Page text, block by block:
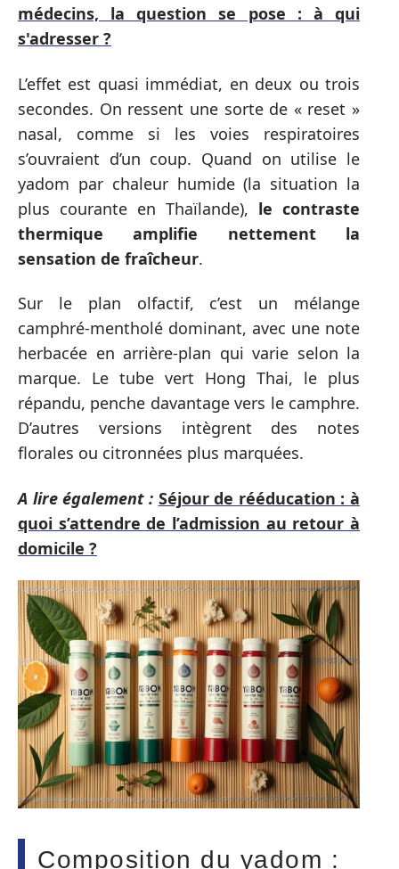
médecins, la question se pose : à qui
s'adresser ?
L’effet est quasi immédiat, en deux ou trois
secondes. On ressent une sorte de « reset »
nasal, comme si les voies respiratoires
s’ouvraient d’un coup. Quand on utilise le
yadom par chaleur humide (la situation la
plus courante en Thaïlande), le contraste
thermique amplifie nettement la
sensation de fraîcheur.
Sur le plan olfactif, c’est un mélange
camphré-mentholé dominant, avec une note
herbacée en arrière-plan qui varie selon la
marque. Le tube vert Hong Thai, le plus
répandu, penche davantage vers le camphre.
D’autres versions intègrent des notes
florales ou citronnées plus marquées.
A lire également : Séjour de rééducation : à
quoi s’attendre de l’admission au retour à
domicile ?
Composition du yadom :